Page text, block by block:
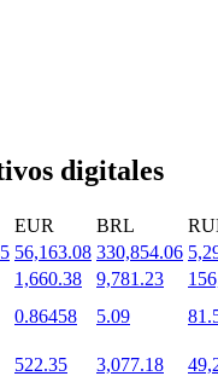
populares
digitales
EUR BRL
56,163.08 330,854.06
1,660.38 9,781.23
0.86458 5.09
522.35 3,077.18